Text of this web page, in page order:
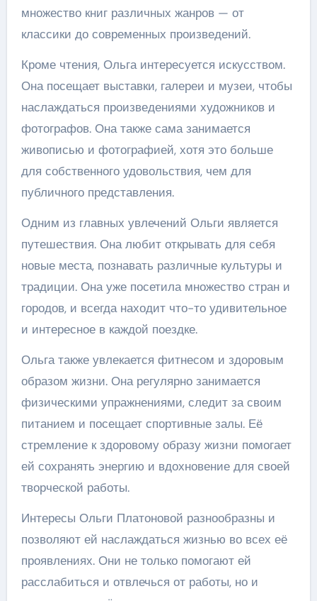
множество книг различных жанров — от
классики до современных произведений.
Кроме чтения, Ольга интересуется искусством.
Она посещает выставки, галереи и музеи, чтобы
наслаждаться произведениями художников и
фотографов. Она также сама занимается
живописью и фотографией, хотя это больше
для собственного удовольствия, чем для
публичного представления.
Одним из главных увлечений Ольги является
путешествия. Она любит открывать для себя
новые места, познавать различные культуры и
традиции. Она уже посетила множество стран и
городов, и всегда находит что-то удивительное
и интересное в каждой поездке.
Ольга также увлекается фитнесом и здоровым
образом жизни. Она регулярно занимается
физическими упражнениями, следит за своим
питанием и посещает спортивные залы. Её
стремление к здоровому образу жизни помогает
ей сохранять энергию и вдохновение для своей
творческой работы.
Интересы Ольги Платоновой разнообразны и
позволяют ей наслаждаться жизнью во всех её
проявлениях. Они не только помогают ей
расслабиться и отвлечься от работы, но и